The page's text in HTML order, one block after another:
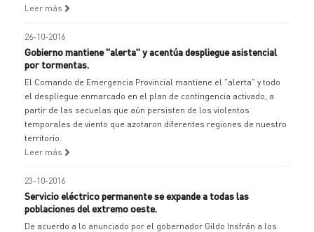
Leer más
26-10-2016
Gobierno mantiene "alerta" y acentúa despliegue asistencial
por tormentas.
El Comando de Emergencia Provincial mantiene el "alerta" y todo
el despliegue enmarcado en el plan de contingencia activado, a
partir de las secuelas que aún persisten de los violentos
temporales de viento que azotaron diferentes regiones de nuestro
territorio.
Leer más
23-10-2016
Servicio eléctrico permanente se expande a todas las
poblaciones del extremo oeste.
De acuerdo a lo anunciado por el gobernador Gildo Insfrán a los